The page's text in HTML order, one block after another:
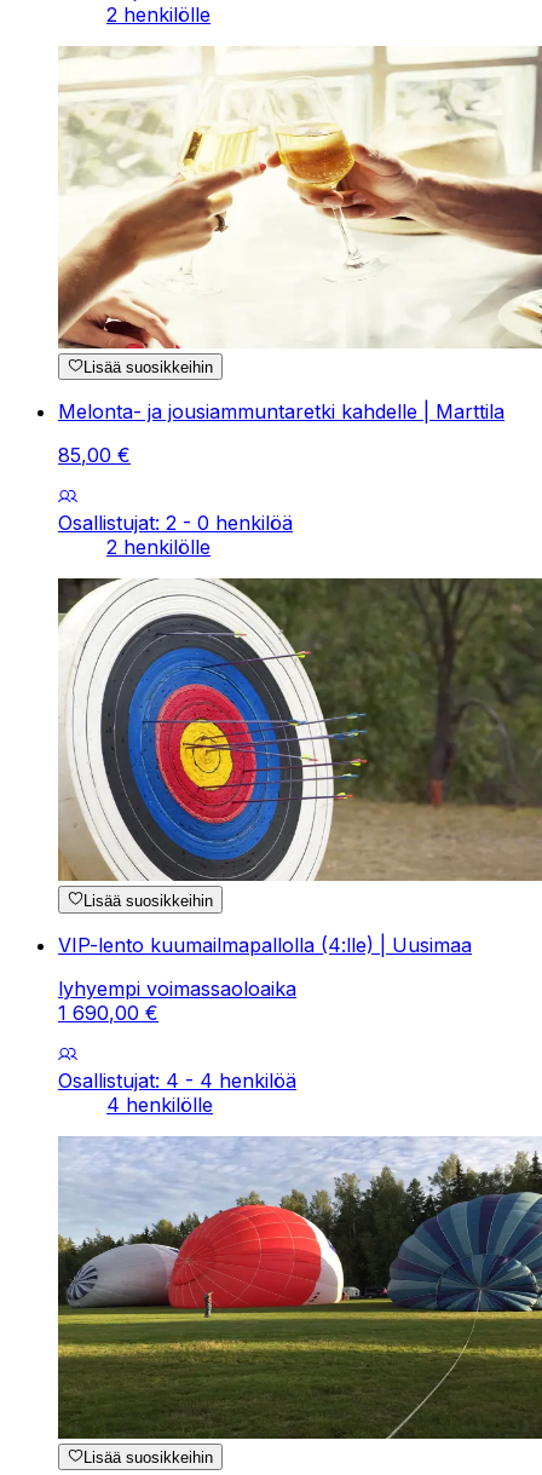
2 henkilölle
Lisää suosikkeihin
Melonta- ja jousiammuntaretki kahdelle | Marttila
85,00 €
Osallistujat: 2 - 0 henkilöä
2 henkilölle
Lisää suosikkeihin
VIP-lento kuumailmapallolla (4:lle) | Uusimaa
lyhyempi voimassaoloaika
1 690,00 €
Osallistujat: 4 - 4 henkilöä
4 henkilölle
Lisää suosikkeihin